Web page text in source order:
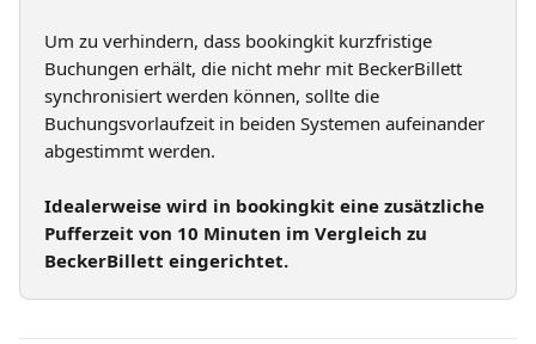
Um zu verhindern, dass bookingkit kurzfristige
Buchungen erhält, die nicht mehr mit BeckerBillett
synchronisiert werden können, sollte die
Buchungsvorlaufzeit in beiden Systemen aufeinander
abgestimmt werden.
Idealerweise wird in bookingkit eine zusätzliche
Pufferzeit von 10 Minuten im Vergleich zu
BeckerBillett eingerichtet.